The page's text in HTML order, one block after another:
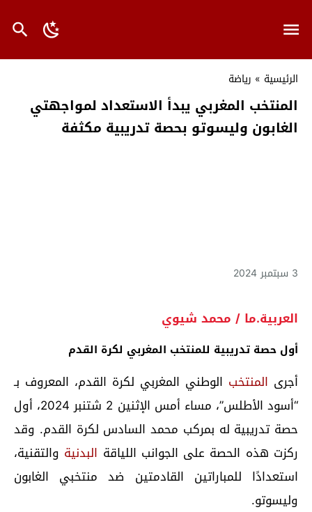
الرئيسية » رياضة
المنتخب المغربي يبدأ الاستعداد لمواجهتي
الغابون وليسوتو بحصة تدريبية مكثفة
3 سبتمبر 2024
العربية.ما / محمد شيوي
أول حصة تدريبية للمنتخب المغربي لكرة القدم
أجرى المنتخب الوطني المغربي لكرة القدم، المعروف بـ
“أسود الأطلس”، مساء أمس الإثنين 2 شتنبر 2024، أول
حصة تدريبية له بمركب محمد السادس لكرة القدم. وقد
ركزت هذه الحصة على الجوانب اللياقة البدنية والتقنية،
استعدادًا للمباراتين القادمتين ضد منتخبي الغابون
وليسوتو.